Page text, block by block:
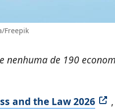
Freepik
nenhuma de 190
and the Law 2026